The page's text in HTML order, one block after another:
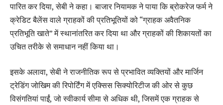
पारित कर दिया, सेबी ने कहा। बाजार नियामक ने पाया कि ब्रोकरेज फर्म ने
क्रेडिट बैलेंस वाले ग्राहकों की प्रतिभूतियों को “ग्राहक अवैतनिक
प्रतिभूति खाते” में स्थानांतरित कर दिया था और ग्राहकों की शिकायतों का
उचित तरीके से समाधान नहीं किया था।
इसके अलावा, सेबी ने राजनीतिक रूप से प्रभावित व्यक्तियों और मार्जिन
ट्रेडिंग जोखिम की रिपोर्टिंग में एक्सिस सिक्योरिटीज की ओर से कुछ
विसंगतियां पाईं, जो स्वीकार्य सीमा से अधिक थी, जिसमें एक ग्राहक से